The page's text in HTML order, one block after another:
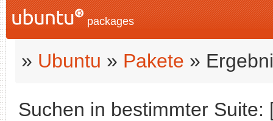
packages
» Ubuntu » Pakete »
Suchen in bestimmter Suite: